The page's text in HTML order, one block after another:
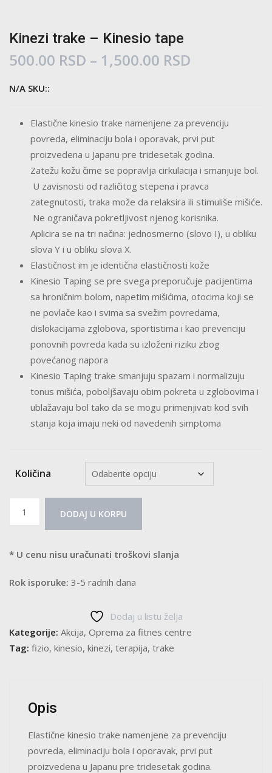
Kinezi trake – Kinesio tape
500.00 RSD – 1,500.00 RSD
do
1,500.00
N/A SKU::
Elastične kinesio trake namenjene za prevenciju
povreda, eliminaciju bola i oporavak, prvi put
proizvedena u Japanu pre tridesetak godina.
Zatežu kožu čime se popravlja cirkulacija i smanjuje bol.
U zavisnosti od različitog stepena i pravca
zategnutosti, traka može da relaksira ili stimuliše mišiće.
Ne ograničava pokretljivost njenog korisnika.
Aplicira se na tri načina: jednosmerno (slovo I), u obliku
slova Y i u obliku slova X.
Elastičnost im je identična elastičnosti kože
Kinesio Taping se pre svega preporučuje pacijentima
sa hroničnim bolom, napetim mišićima, otocima koji se
ne povlače kao i svima sa svežim povredama,
dislokacijama zglobova, sportistima i kao prevenciju
ponovnih povreda kada su izloženi riziku zbog
povećanog napora
Kinesio Taping trake smanjuju spazam i normalizuju
tonus mišića, poboljšavaju obim pokreta u zglobovima i
ublažavaju bol tako da se mogu primenjivati kod svih
stanja koja imaju neki od navedenih simptoma
Količina
Kinesio
količina
DODAJ U KORPU
* U cenu nisu uračunati troškovi slanja
Rok isporuke: 3-5 radnih dana
Dodaj u listu želja
Kategorije: Akcija, Oprema za fitnes centre
Tag: fizio, kinesio, kinezi, terapija, trake
Opis
Elastične kinesio trake namenjene za prevenciju
povreda, eliminaciju bola i oporavak, prvi put
proizvedena u Japanu pre tridesetak godina.